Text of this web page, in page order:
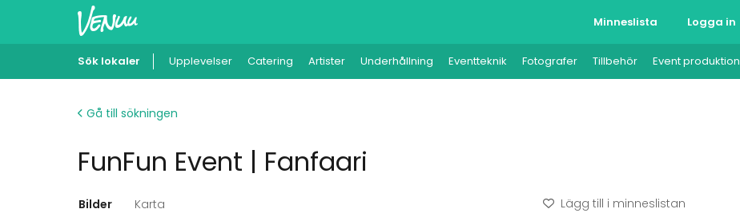
Minneslista Logga in
Sök lokaler Upplevelser Catering Artister Underhållning Eventteknik Fotografer Tillbehör Event produktion
Gå till sökningen
FunFun Event | Fanfaari
Bilder Karta Lägg till i minneslistan